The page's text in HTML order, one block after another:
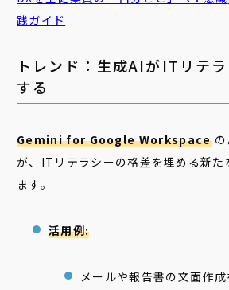
践ガイド
トレンド：生成AIがITリテ
する
Gemini for Google Workspaceの
が、ITリテラシーの格差を埋める新た
ます。
活用例:
メールや報告書の文面作